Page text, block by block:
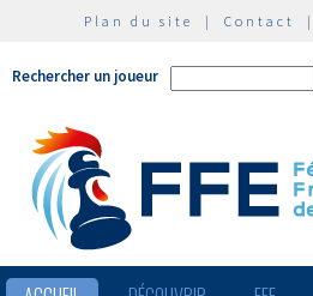
Plan du site | Contact
Rechercher un joueur